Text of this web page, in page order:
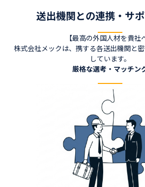
送出機関との連携・サ
【最高の外国人材を貴社
株式会社メックは、携する各送出機関と
しています。
厳格な選考・マッチン